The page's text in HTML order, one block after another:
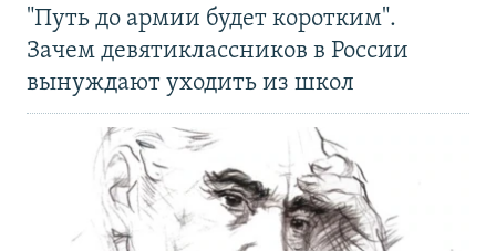
"Путь до армии будет коротким".
Зачем девятиклассников в России
вынуждают уходить из школ